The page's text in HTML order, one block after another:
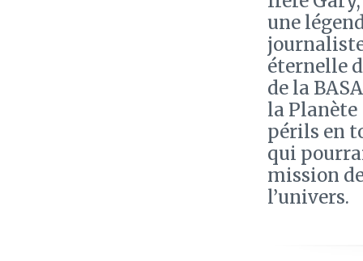
une
éternelle
de la
la Planète
périls en
qui
mission
l’univers.